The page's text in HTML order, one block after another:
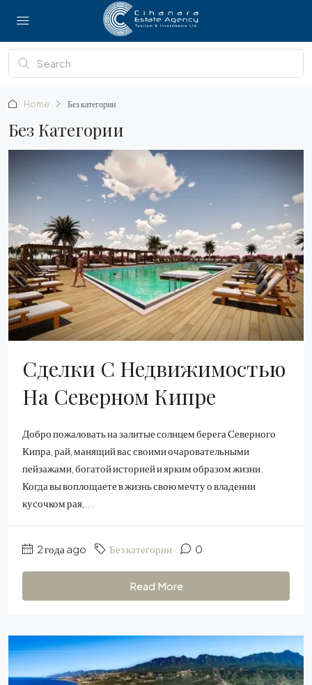
Home Без категории
Без Категории
Сделки С Недвижимостью
На Северном Кипре
Добро пожаловать на залитые солнцем берега Северного
Кипра, рай, манящий вас своими очаровательными
пейзажами, богатой историей и ярким образом жизни.
Когда вы воплощаете в жизнь свою мечту о владении
кусочком рая,...
2 года ago Без категории 0
Read More